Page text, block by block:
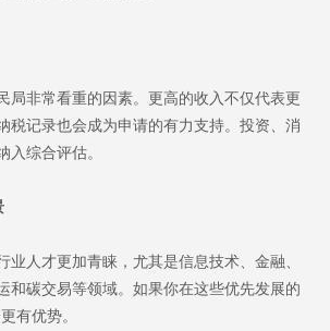
非常看重的因素。更高的收入不仅代表更
税记录也会成为申请的有力支持。投资、消
入综合评估。
才更加青睐，尤其是信息技术、金融、
和碳交易等领域。如果你在这些优先发展的
有优势。